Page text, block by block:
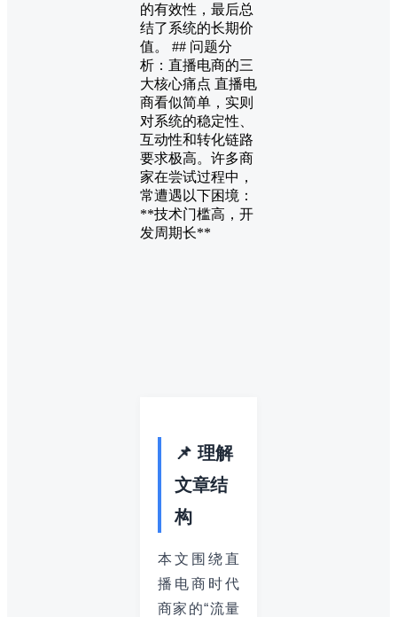
的有效性，最后总
结了系统的长期价
值。 ## 问题分
析：直播电商的三
大核心痛点 直播电
商看似简单，实则
对系统的稳定性、
互动性和转化链路
要求极高。许多商
家在尝试过程中，
常遭遇以下困境：
**技术门槛高，开
发周期长**
📌 理解
文章结
构
本文围绕直
播电商时代
商家的“流量